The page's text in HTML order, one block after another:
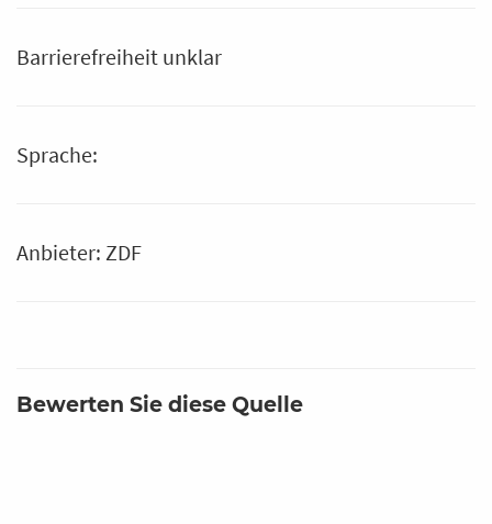
Barrierefreiheit unklar
Sprache:
Anbieter: ZDF
Bewerten Sie diese Quelle